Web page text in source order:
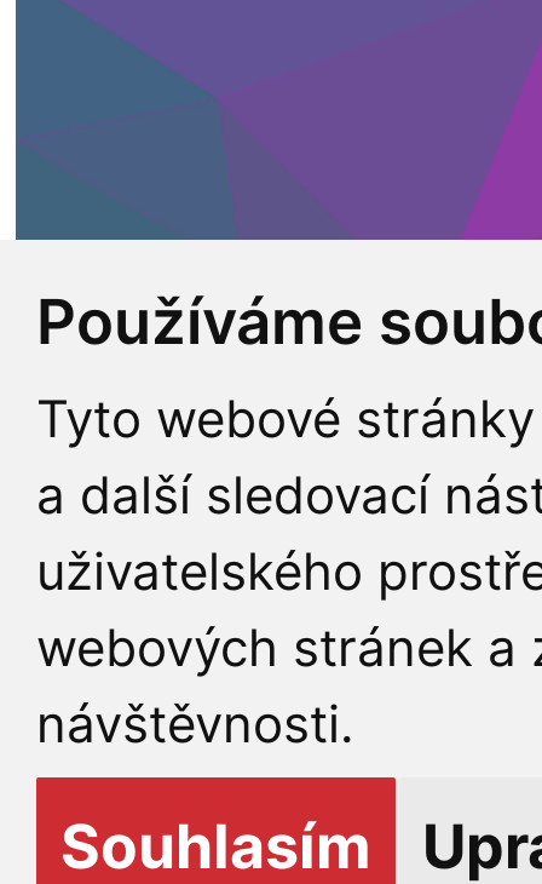
Používáme
Tyto webové
a další sledovací
uživatelského
webových stránek a
návštěvnosti.
Souhlasím